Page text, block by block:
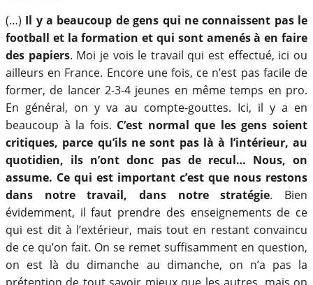
(…) Il y a beaucoup de gens qui ne connaissent pas le
football et la formation et qui sont amenés à en faire
des papiers. Moi je vois le travail qui est effectué, ici ou
ailleurs en France. Encore une fois, ce n’est pas facile de
former, de lancer 2-3-4 jeunes en même temps en pro.
En général, on y va au compte-gouttes. Ici, il y a en
beaucoup à la fois. C’est normal que les gens soient
critiques, parce qu’ils ne sont pas là à l’intérieur, au
quotidien, ils n’ont donc pas de recul… Nous, on
assume. Ce qui est important c’est que nous restons
dans notre travail, dans notre stratégie. Bien
évidemment, il faut prendre des enseignements de ce
qui est dit à l’extérieur, mais tout en restant convaincu
de ce qu’on fait. On se remet suffisamment en question,
on est là du dimanche au dimanche, on n’a pas la